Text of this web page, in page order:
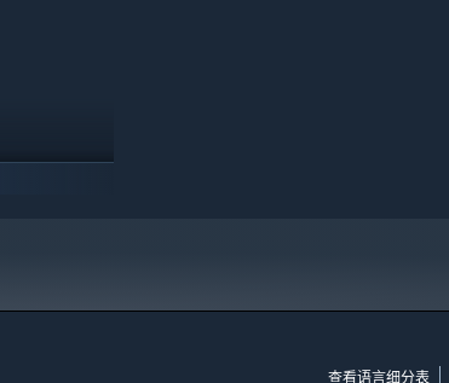
查看语言细分表